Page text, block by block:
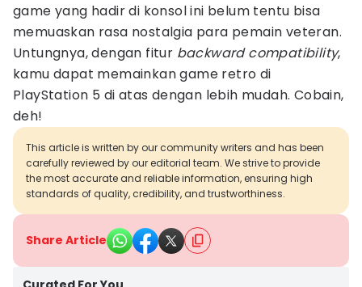
game yang hadir di konsol ini belum tentu bisa
memuaskan rasa nostalgia para pemain veteran.
Untungnya, dengan fitur backward compatibility,
kamu dapat memainkan game retro di
PlayStation 5 di atas dengan lebih mudah. Cobain,
deh!
This article is written by our community writers and has been
carefully reviewed by our editorial team. We strive to provide
the most accurate and reliable information, ensuring high
standards of quality, credibility, and trustworthiness.
Share Article